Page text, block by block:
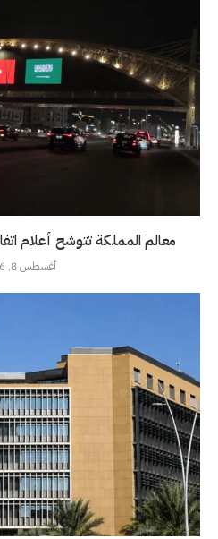
معالم المملكة تتوشح أعلام
أغسطس 8, 2026